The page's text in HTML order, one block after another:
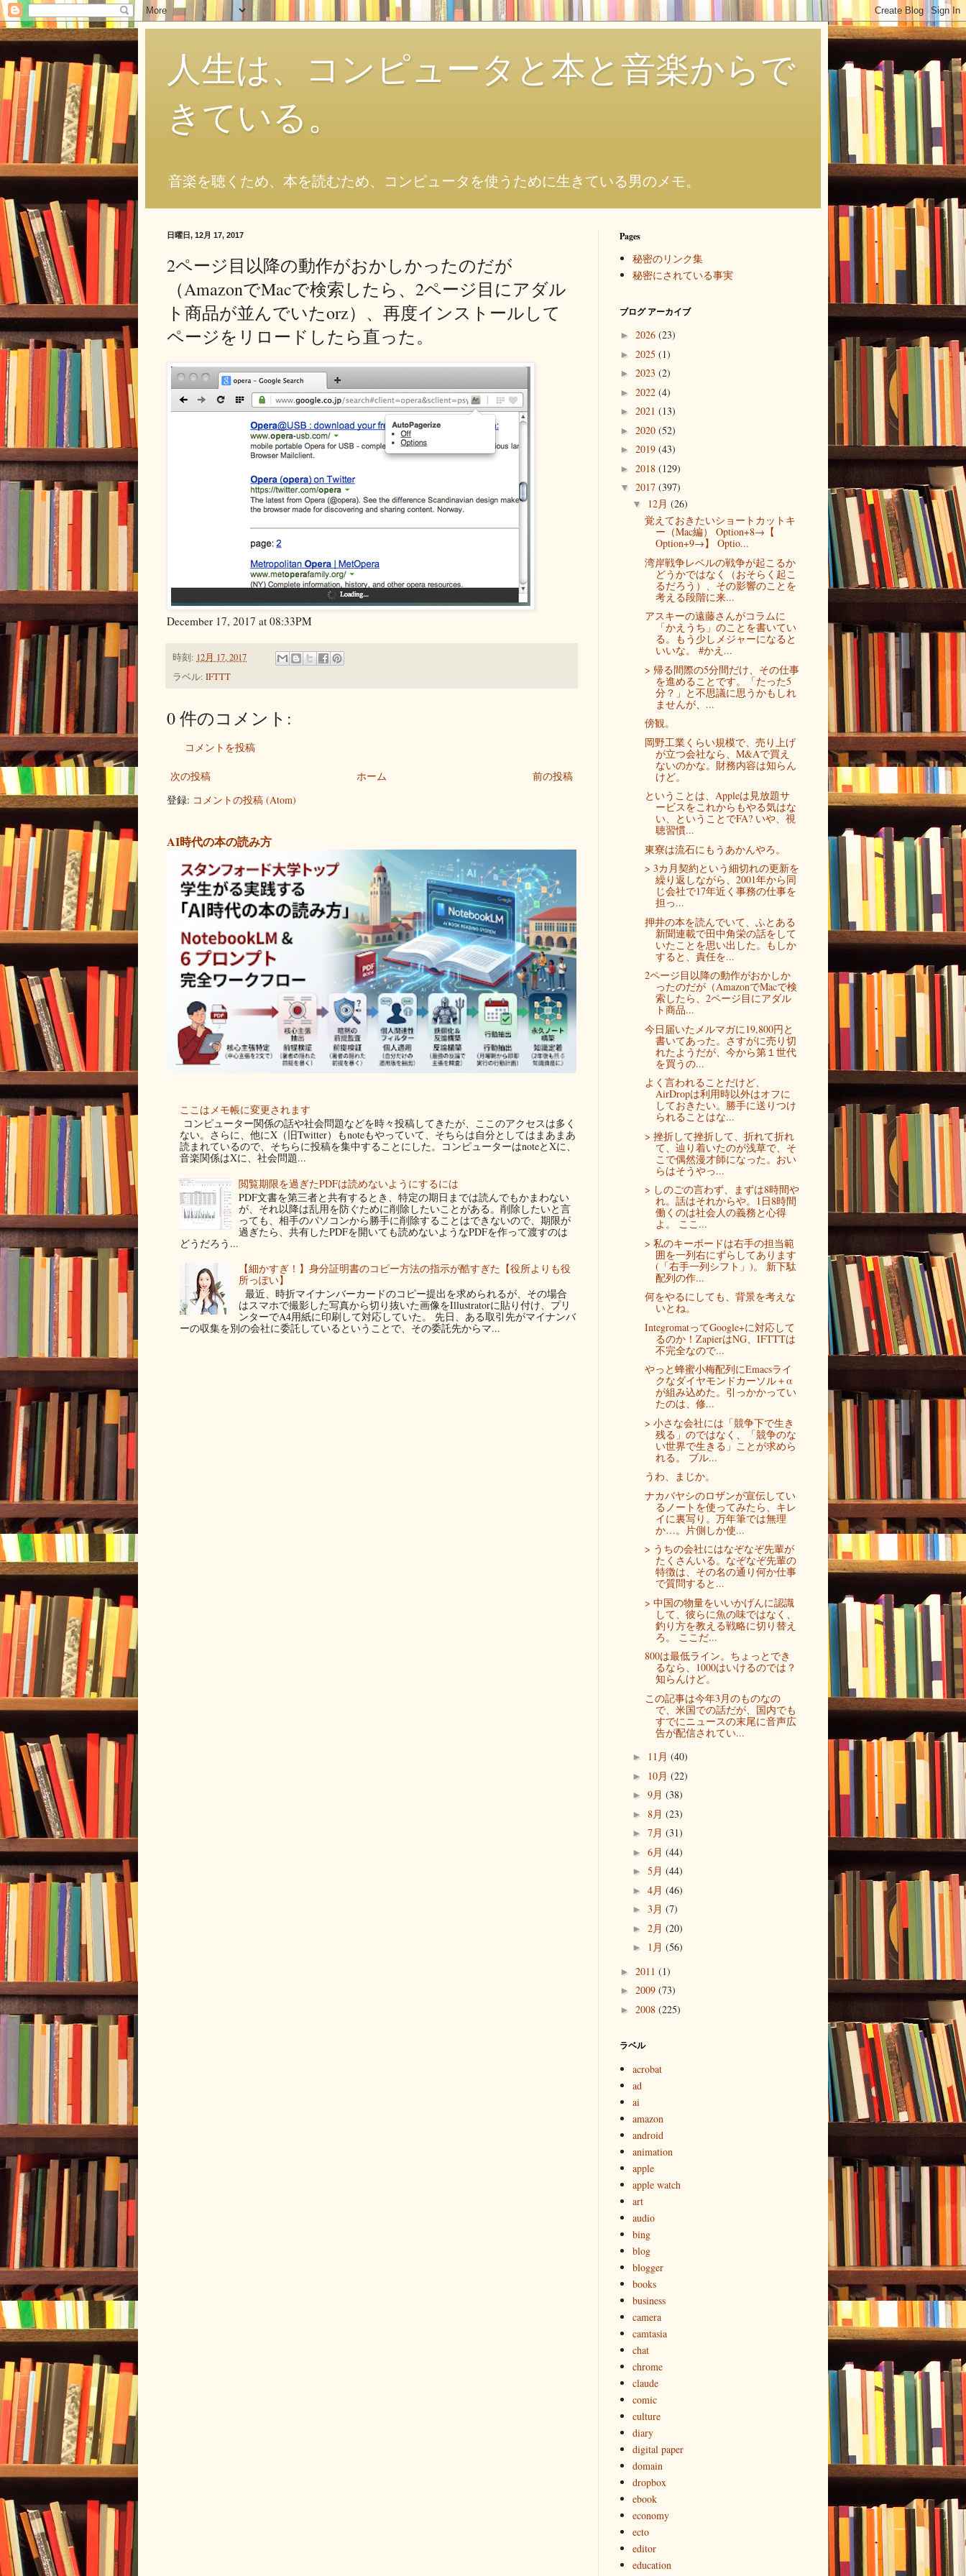
人生は、コンピュータと本と音楽からで
きている。
音楽を聴くため、本を読むため、コンピュータを使うために生きている男のメモ。
日曜日, 12月 17, 2017
2ページ目以降の動作がおかしかったのだが
（AmazonでMacで検索したら、2ページ目にアダル
ト商品が並んでいたorz）、再度インストールして
ページをリロードしたら直った。
December 17, 2017 at 08:33PM
時刻: 12月 17, 2017
ラベル: IFTTT
0 件のコメント:
コメントを投稿
次の投稿 前の投稿
ホーム
登録: コメントの投稿 (Atom)
AI時代の本の読み方
ここはメモ帳に変更されます
コンピューター関係の話や社会問題などを時々投稿してきたが、ここのアクセスは多く
ない。さらに、他にX（旧Twitter）もnoteもやっていて、そちらは自分としてはまあまあ
読まれているので、そちらに投稿を集中することにした。コンピューターはnoteとXに、
音楽関係はXに、社会問題...
閲覧期限を過ぎたPDFは読めないようにするには
PDF文書を第三者と共有するとき、特定の期日までは読んでもかまわない
が、それ以降は乱用を防ぐために削除したいことがある。削除したいと言
っても、相手のパソコンから勝手に削除することはできないので、期限が
過ぎたら、共有したPDFを開いても読めないようなPDFを作って渡すのは
どうだろう...
【細かすぎ！】身分証明書のコピー方法の指示が酷すぎた【役所よりも役
所っぽい】
最近、時折マイナンバーカードのコピー提出を求められるが、その場合
はスマホで撮影した写真から切り抜いた画像をIllustratorに貼り付け、プリ
ンターでA4用紙に印刷して対応していた。 先日、ある取引先がマイナンバ
ーの収集を別の会社に委託しているということで、その委託先からマ...
Pages
秘密のリンク集
秘密にされている事実
ブログ アーカイブ
► 2026 (23)
► 2025 (1)
► 2023 (2)
► 2022 (4)
► 2021 (13)
► 2020 (52)
► 2019 (43)
► 2018 (129)
▼ 2017 (397)
▼ 12月 (26)
覚えておきたいショートカットキ
ー（Mac編） Option+8→【
Option+9→】 Optio...
湾岸戦争レベルの戦争が起こるか
どうかではなく（おそらく起こ
るだろう）、その影響のことを
考える段階に来...
アスキーの遠藤さんがコラムに
「かえうち」のことを書いてい
る。もう少しメジャーになると
いいな。 #かえ...
> 帰る間際の5分間だけ、その仕事
を進めることです。「たった5
分？」と不思議に思うかもしれ
ませんが、...
傍観。
岡野工業くらい規模で、売り上げ
が立つ会社なら、M&Aで買え
ないのかな。財務内容は知らん
けど。
ということは、Appleは見放題サ
ービスをこれからもやる気はな
い、ということでFA? いや、視
聴習慣...
東寮は流石にもうあかんやろ。
> 3カ月契約という細切れの更新を
繰り返しながら、2001年から同
じ会社で17年近く事務の仕事を
担っ...
押井の本を読んでいて、ふとある
新聞連載で田中角栄の話をして
いたことを思い出した。もしか
すると、責任を...
2ページ目以降の動作がおかしか
ったのだが（AmazonでMacで検
索したら、2ページ目にアダル
ト商品...
今日届いたメルマガに19,800円と
書いてあった。さすがに売り切
れたようだが、今から第１世代
を買うの...
よく言われることだけど、
AirDropは利用時以外はオフに
しておきたい。勝手に送りつけ
られることはな...
> 挫折して挫折して、折れて折れ
て、辿り着いたのが浅草で、そ
こで偶然漫才師になった。おい
らはそうやっ...
> しのごの言わず、まずは8時間や
れ。話はそれからや。1日8時間
働くのは社会人の義務と心得
よ。 ここ...
> 私のキーボードは右手の担当範
囲を一列右にずらしてあります
(「右手一列シフト」)。 新下駄
配列の作...
何をやるにしても、背景を考えな
いとね。
IntegromatってGoogle+に対応して
るのか！ZapierはNG、IFTTTは
不完全なので...
やっと蜂蜜小梅配列にEmacsライ
クなダイヤモンドカーソル＋α
が組み込めた。引っかかってい
たのは、修...
> 小さな会社には「競争下で生き
残る」のではなく、「競争のな
い世界で生きる」ことが求めら
れる。 ブル...
うわ、まじか。
ナカバヤシのロザンが宣伝してい
るノートを使ってみたら、キレ
イに裏写り。万年筆では無理
か…。片側しか使...
> うちの会社にはなぞなぞ先輩が
たくさんいる。なぞなぞ先輩の
特徴は、その名の通り何か仕事
で質問すると...
> 中国の物量をいいかげんに認識
して、彼らに魚の味ではなく、
釣り方を教える戦略に切り替え
ろ。 ここだ...
800は最低ライン。ちょっとでき
るなら、1000はいけるのでは？
知らんけど。
この記事は今年3月のものなの
で、米国での話だが、国内でも
すでにニュースの末尾に音声広
告が配信されてい...
► 11月 (40)
► 10月 (22)
► 9月 (38)
► 8月 (23)
► 7月 (31)
► 6月 (44)
► 5月 (44)
► 4月 (46)
► 3月 (7)
► 2月 (20)
► 1月 (56)
► 2011 (1)
► 2009 (73)
► 2008 (225)
ラベル
acrobat
ad
ai
amazon
android
animation
apple
apple watch
art
audio
bing
blog
blogger
books
business
camera
camtasia
chat
chrome
claude
comic
culture
diary
digital paper
domain
dropbox
ebook
economy
ecto
editor
education